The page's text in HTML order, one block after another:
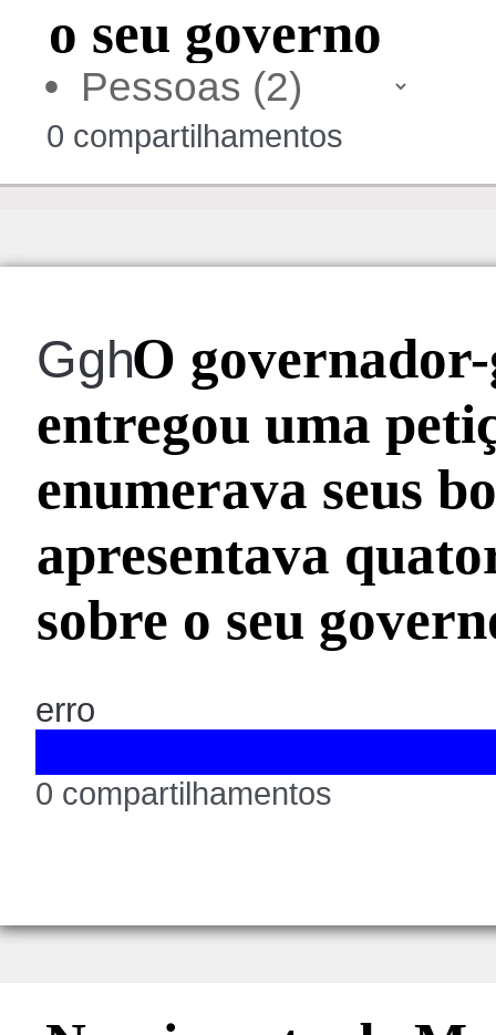
o seu governo
•
0 compartilhamentos
GghO
entregou uma
enumerava seus
apresentava
sobre o seu
erro
0 compartilhamentos